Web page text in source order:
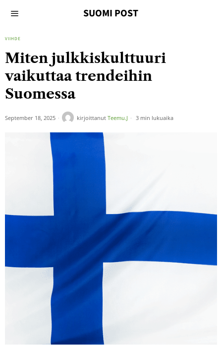
SUOMI POST
VIIHDE
Miten julkkiskulttuuri
vaikuttaa trendeihin
Suomessa
September 18, 2025 kirjoittanut Teemu.J 3 min lukuaika